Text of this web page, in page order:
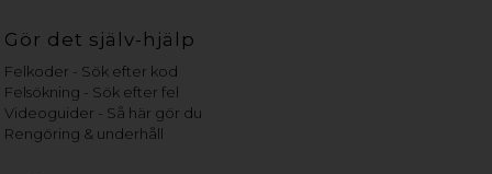
Gör det själv-hjälp
Felkoder - Sök efter kod
Felsökning - Sök efter fel
Videoguider - Så här gör du
Rengöring & underhåll